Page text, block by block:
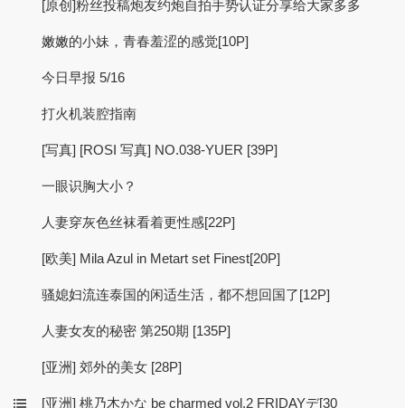
[原创]粉丝投稿炮友约炮自拍手势认证分享给大家多多
嫩嫩的小妹，青春羞涩的感觉[10P]
今日早报 5/16
打火机装腔指南
[写真] [ROSI 写真] NO.038-YUER [39P]
一眼识胸大小？
人妻穿灰色丝袜看着更性感[22P]
[欧美] Mila Azul in Metart set Finest[20P]
骚媳妇流连泰国的闲适生活，都不想回国了[12P]
人妻女友的秘密 第250期 [135P]
[亚洲] 郊外的美女 [28P]
[亚洲] 桃乃木かな be charmed vol.2 FRIDAYデ[30